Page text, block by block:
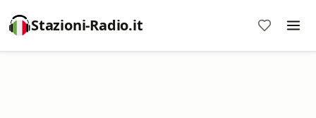
Stazioni-Radio.it